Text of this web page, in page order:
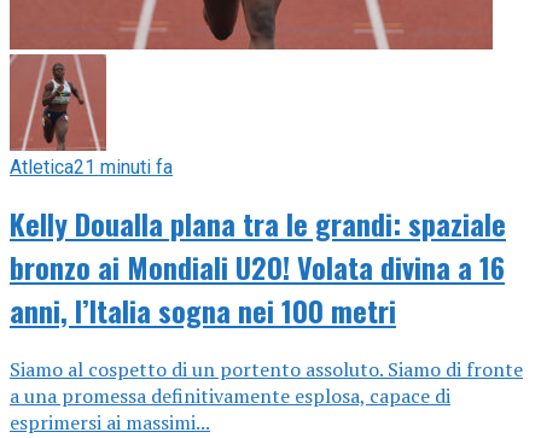
Atletica21 minuti fa
Kelly Doualla plana tra le grandi: spaziale
bronzo ai Mondiali U20! Volata divina a 16
anni, l’Italia sogna nei 100 metri
Siamo al cospetto di un portento assoluto. Siamo di fronte
a una promessa definitivamente esplosa, capace di
esprimersi ai massimi...